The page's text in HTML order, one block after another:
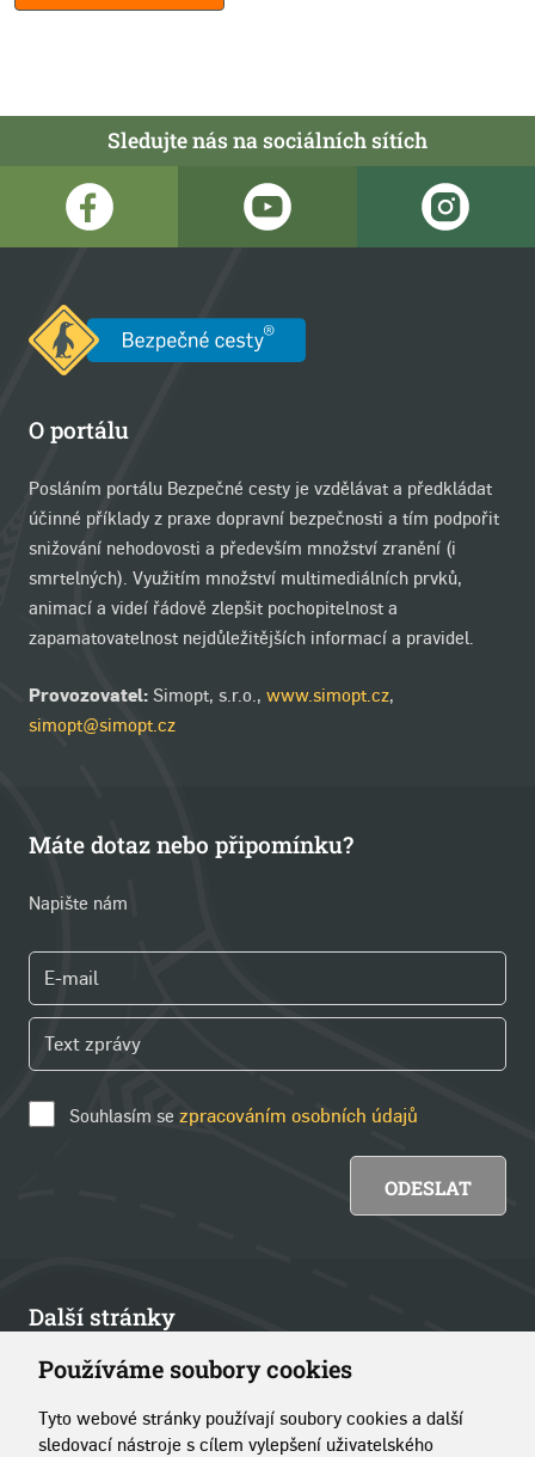
Používáme soubory cookies
Tyto webové stránky používají soubory cookies a další
sledovací nástroje s cílem vylepšení uživatelského
Sledujte nás na sociálních sítích
O portálu
Posláním portálu Bezpečné cesty je vzdělávat a předkládat
účinné příklady z praxe dopravní bezpečnosti a tím podpořit
snižování nehodovosti a především množství zranění (i
smrtelných). Využitím množství multimediálních prvků,
animací a videí řádově zlepšit pochopitelnost a
zapamatovatelnost nejdůležitějších informací a pravidel.
Provozovatel: Simopt, s.r.o., www.simopt.cz,
simopt@simopt.cz
Máte dotaz nebo připomínku?
Napište nám
Souhlasím se zpracováním osobních údajů
Další stránky
Články
Kontakt